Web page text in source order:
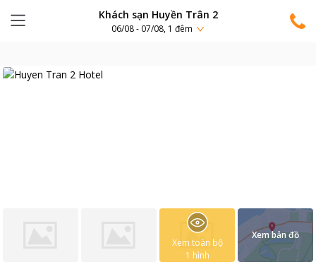
Khách sạn Huyền Trân 2
06/08 - 07/08, 1 đêm
Xem toàn bộ
1 hình
Xem bản đồ